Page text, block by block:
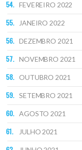
FEVEREIRO 2022
JANEIRO 2022
DEZEMBRO 2021
NOVEMBRO 2021
OUTUBRO 2021
SETEMBRO 2021
AGOSTO 2021
JULHO 2021